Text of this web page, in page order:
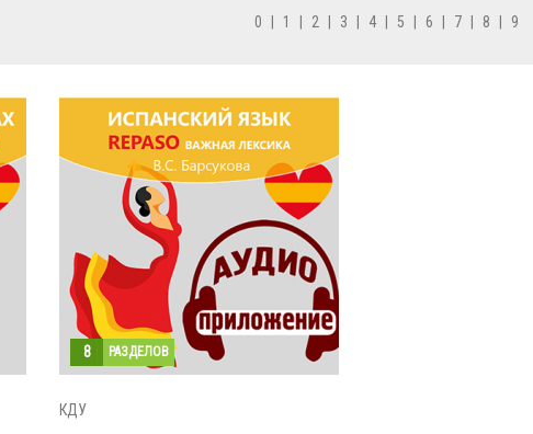
0 1 2 3 4 5 6 7 8 9
8 РАЗДЕЛОВ
КДУ